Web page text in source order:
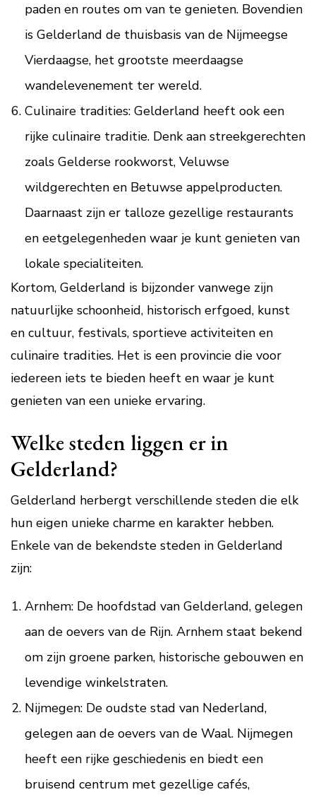
paden en routes om van te genieten. Bovendien
is Gelderland de thuisbasis van de Nijmeegse
Vierdaagse, het grootste meerdaagse
wandelevenement ter wereld.
Culinaire tradities: Gelderland heeft ook een
rijke culinaire traditie. Denk aan streekgerechten
zoals Gelderse rookworst, Veluwse
wildgerechten en Betuwse appelproducten.
Daarnaast zijn er talloze gezellige restaurants
en eetgelegenheden waar je kunt genieten van
lokale specialiteiten.
Kortom, Gelderland is bijzonder vanwege zijn
natuurlijke schoonheid, historisch erfgoed, kunst
en cultuur, festivals, sportieve activiteiten en
culinaire tradities. Het is een provincie die voor
iedereen iets te bieden heeft en waar je kunt
genieten van een unieke ervaring.
Welke steden liggen er in
Gelderland?
Gelderland herbergt verschillende steden die elk
hun eigen unieke charme en karakter hebben.
Enkele van de bekendste steden in Gelderland
zijn:
Arnhem: De hoofdstad van Gelderland, gelegen
aan de oevers van de Rijn. Arnhem staat bekend
om zijn groene parken, historische gebouwen en
levendige winkelstraten.
Nijmegen: De oudste stad van Nederland,
gelegen aan de oevers van de Waal. Nijmegen
heeft een rijke geschiedenis en biedt een
bruisend centrum met gezellige cafés,